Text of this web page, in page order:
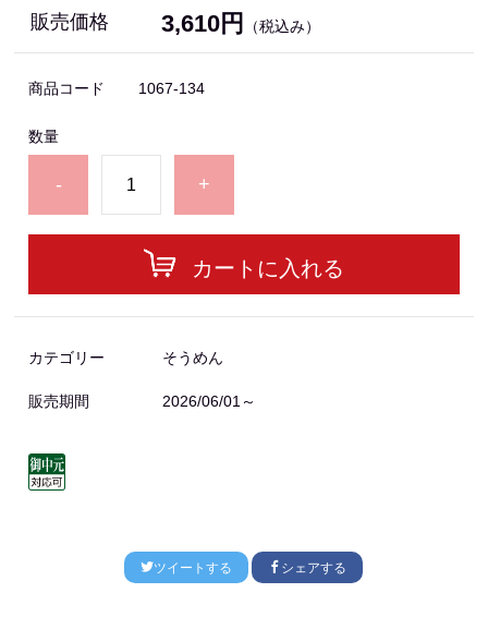
販売価格 3,610円 （税込み）
商品コード 1067-134
数量
- +
カートに入れる
カテゴリー そうめん
販売期間 2026/06/01～
ツイートする シェアする